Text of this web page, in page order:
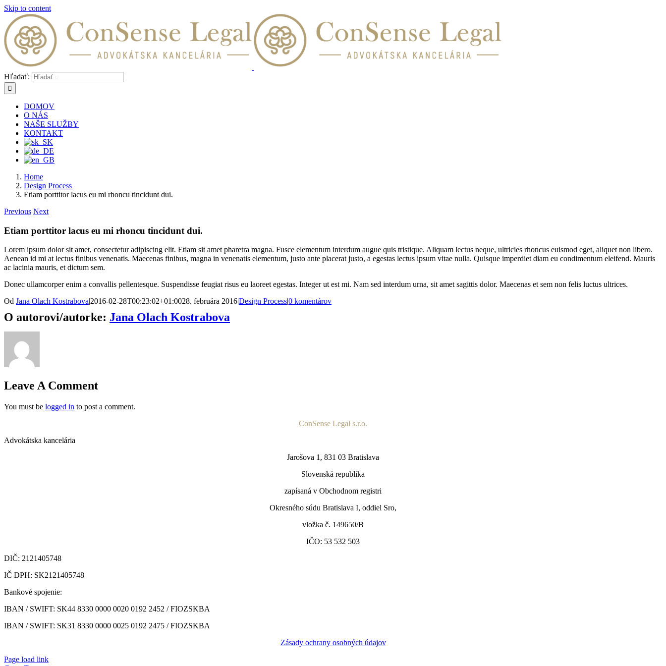
Skip to content
Hľadať:
DOMOV
O NÁS
NAŠE SLUŽBY
KONTAKT
Home
Design Process
Etiam porttitor lacus eu mi rhoncu tincidunt dui.
Previous Next
Etiam porttitor lacus eu mi rhoncu tincidunt dui.
Lorem ipsum dolor sit amet, consectetur adipiscing elit. Etiam sit amet pharetra magna. Fusce elementum interdum augue quis tristique. Aliquam lectus neque, ultricies rhoncus euismod eget, aliquet non libero.
Aenean id mi at lectus finibus venenatis. Maecenas finibus, magna in venenatis elementum, justo ante placerat justo, a egestas lectus ipsum vitae nulla. Quisque imperdiet diam eu condimentum eleifend. Mauris
ac lacinia mauris, et dictum sem.
Donec ullamcorper enim a convallis pellentesque. Suspendisse feugiat risus eu laoreet egestas. Integer ut est mi. Nam sed interdum urna, sit amet sagittis dolor. Maecenas et sem non felis luctus ultrices.
Od Jana Olach Kostrabova|2016-02-28T00:23:02+01:0028. februára 2016|Design Process|0 komentárov
O autorovi/autorke: Jana Olach Kostrabova
Leave A Comment
You must be logged in to post a comment.
ConSense Legal s.r.o.
Advokátska kancelária
Jarošova 1, 831 03 Bratislava
Slovenská republika
zapísaná v Obchodnom registri
Okresného súdu Bratislava I, oddiel Sro,
vložka č. 149650/B
IČO: 53 532 503
DIČ: 2121405748
IČ DPH: SK2121405748
Bankové spojenie:
IBAN / SWIFT: SK44 8330 0000 0020 0192 2452 /FIOZSKBA
IBAN / SWIFT: SK31 8330 0000 0025 0192 2475 / FIOZSKBA
Zásady ochrany osobných údajov
Page load link